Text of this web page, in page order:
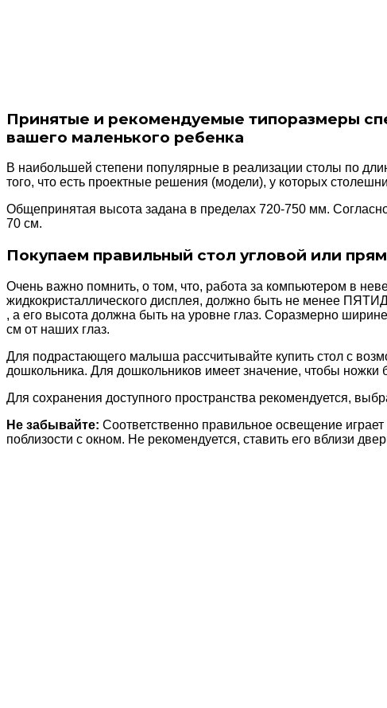
Принятые и рекомендуемые типоразмеры
вашего маленького ребенка
В наибольшей степени популярные в реализации столы по
того, что есть проектные решения (модели), у которых
Общепринятая высота задана в пределах 720-750 мм.
70 см.
Покупаем правильный стол угловой или
Очень важно помнить, о том, что, работа за компьютером в
жидкокристаллического дисплея, должно быть не менее
, а его высота должна быть на уровне глаз. Соразмерно
см от наших глаз.
Для подрастающего малыша рассчитывайте купить стол с
дошкольника. Для дошкольников имеет значение, чтобы
Для сохранения доступного пространства рекомендуется,
Не забывайте: Соответственно правильное освещение
поблизости с окном. Не рекомендуется, ставить его вблизи